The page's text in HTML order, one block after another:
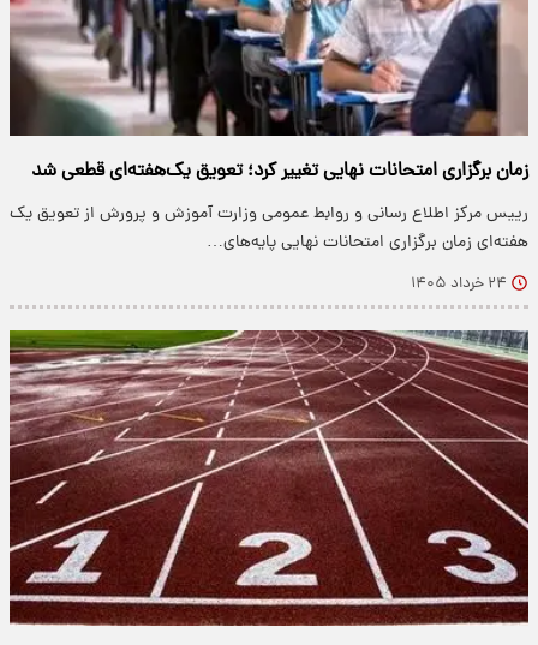
زمان برگزاری امتحانات نهایی تغییر کرد؛ تعویق یک‌هفته‌ای قطعی شد
رییس مرکز اطلاع رسانی و روابط عمومی وزارت آموزش و پرورش از تعویق یک
هفته‌ای زمان برگزاری امتحانات نهایی پایه‌های…
۲۴ خرداد ۱۴۰۵